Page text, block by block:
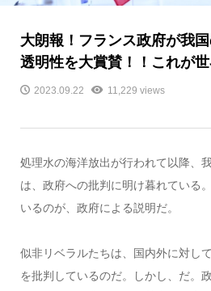
大朗報！フランス政府が我
透明性を大賞賛！！これが世
2023.09.22 11,229 views
処理水の海洋放出が行われて以降、
は、政府への批判に明け暮れている
いるのが、政府による説明だ。
似非リベラルたちは、国内外に対し
を批判しているのだ。しかし、だ。